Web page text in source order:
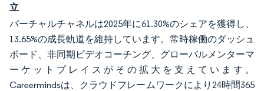
立
バーチャルチャネルは2025年に61.30%のシェアを獲得し、
13.65%の成長軌道を維持しています。常時稼働のダッシュ
ボード、非同期ビデオコーチング、グローバルメンターマ
ーケットプレイスがその拡大を支えています。
Careermindsは、クラウドフレームワークにより24時間365